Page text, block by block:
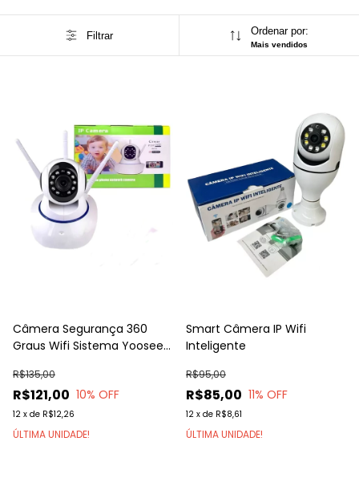
Filtrar Ordenar por:
Mais vendidos
Câmera Segurança 360
Graus Wifi Sistema Yoosee
R$121,00
R$135,00
10% OFF
12 x de R$12,26
ÚLTIMA UNIDADE!
Smart Câmera IP Wifi
Inteligente
R$85,00
R$95,00
11% OFF
12 x de R$8,61
ÚLTIMA UNIDADE!